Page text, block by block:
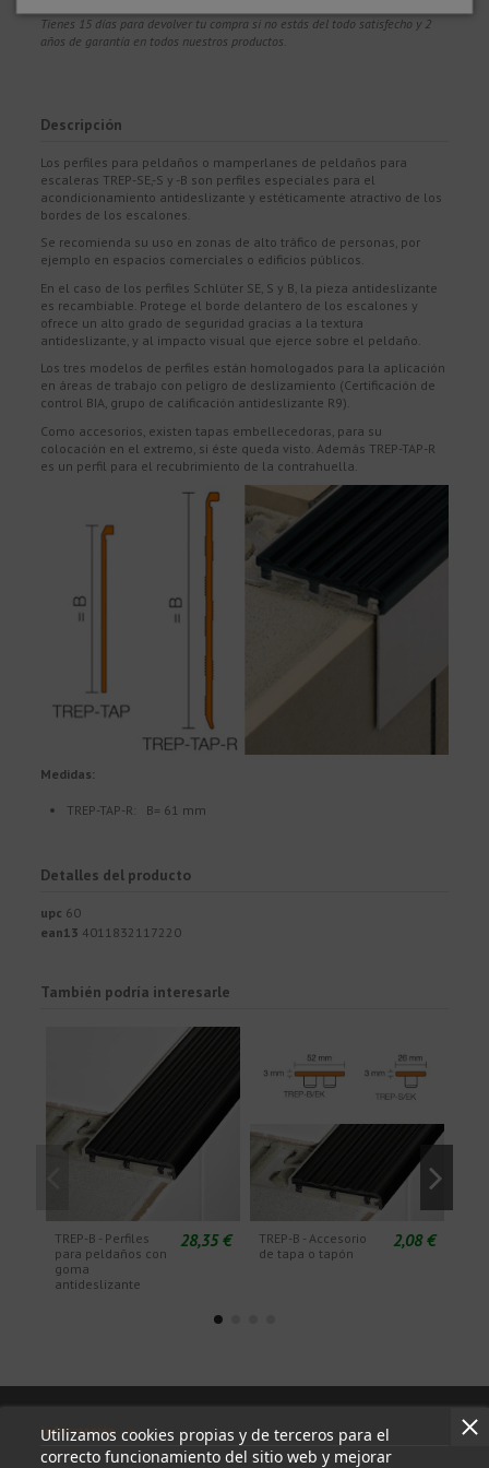
Tienes 15 días para devolver tu compra si no estás del todo satisfecho y 2
años de garantía en todos nuestros productos.
Descripción
Los perfiles para peldaños o mamperlanes de peldaños para
escaleras TREP-SE,-S y -B son perfiles especiales para el
acondicionamiento antideslizante y estéticamente atractivo de los
bordes de los escalones.
Se recomienda su uso en zonas de alto tráfico de personas, por
ejemplo en espacios comerciales o edificios públicos.
En el caso de los perfiles Schlüter SE, S y B, la pieza antideslizante
es recambiable. Protege el borde delantero de los escalones y
ofrece un alto grado de seguridad gracias a la textura
antideslizante, y al impacto visual que ejerce sobre el peldaño.
Los tres modelos de perfiles están homologados para la aplicación
en áreas de trabajo con peligro de deslizamiento (Certificación de
control BIA, grupo de calificación antideslizante R9).
Como accesorios, existen tapas embellecedoras, para su
colocación en el extremo, si éste queda visto. Además TREP-TAP-R
es un perfil para el recubrimiento de la contrahuella.
Medidas:
TREP-TAP-R: B= 61 mm
Detalles del producto
upc 60
ean13 4011832117220
También podría interesarle
TREP-B - Perfiles
para peldaños con
goma
antideslizante
28,35 €
TREP-B - Accesorio
de tapa o tapón
2,08 €
Utilizamos cookies propias y de terceros para el
correcto funcionamiento del sitio web y mejorar
Información